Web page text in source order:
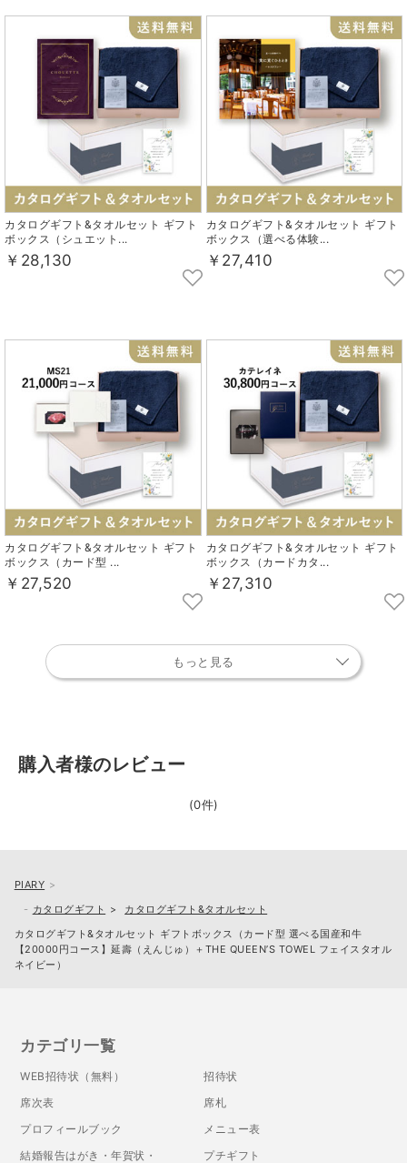
カタログギフト&タオルセット ギフト
ボックス（シュエット...
￥28,130
カタログギフト&タオルセット ギフト
ボックス（選べる体験...
￥27,410
カタログギフト&タオルセット ギフト
ボックス（カード型 ...
￥27,520
カタログギフト&タオルセット ギフト
ボックス（カードカタ...
￥27,310
もっと見る
購入者様のレビュー
(0件)
PIARY
カタログギフト
カタログギフト&タオルセット
カタログギフト&タオルセット ギフトボックス（カード型 選べる国産和牛
【20000円コース】延壽（えんじゅ）＋THE QUEEN’S TOWEL フェイスタオル
ネイビー）
カテゴリ一覧
WEB招待状（無料）
招待状
席次表
席札
プロフィールブック
メニュー表
結婚報告はがき・年賀状・
プチギフト